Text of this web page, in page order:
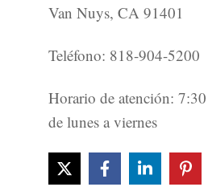
Van Nuys, CA 91401
Teléfono: 818-904-5200
Horario de atención:
de lunes a viernes